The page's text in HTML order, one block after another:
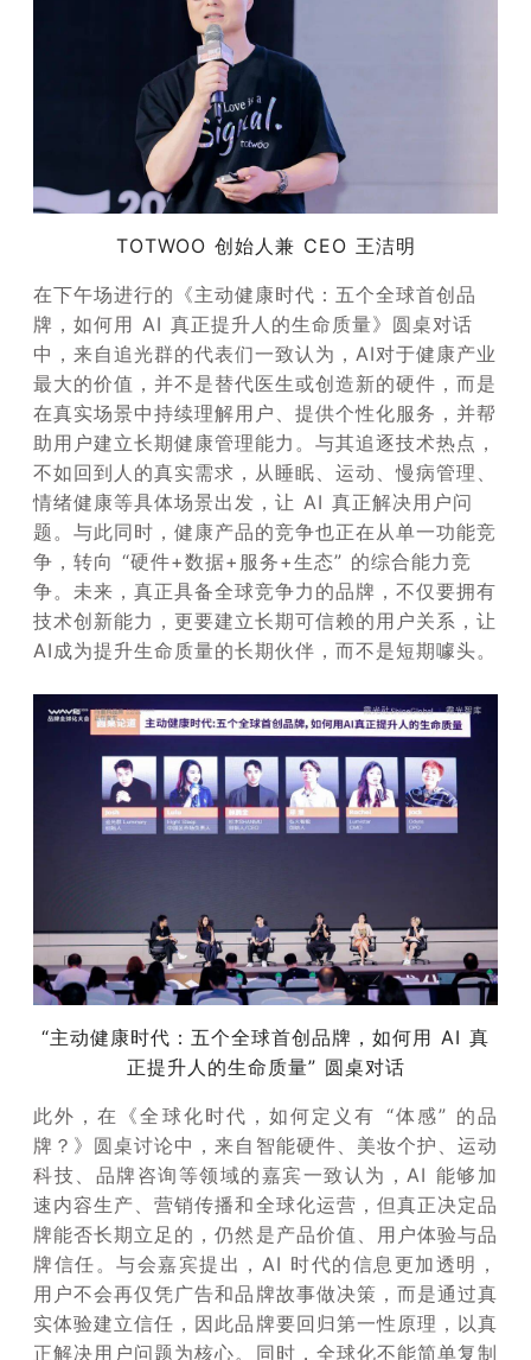
TOTWOO 创始人兼 CEO 王洁明
在下午场进行的《主动健康时代：五个全球首创品
牌，如何用 AI 真正提升人的生命质量》圆桌对话
中，来自追光群的代表们一致认为，AI对于健康产业
最大的价值，并不是替代医生或创造新的硬件，而是
在真实场景中持续理解用户、提供个性化服务，并帮
助用户建立长期健康管理能力。与其追逐技术热点，
不如回到人的真实需求，从睡眠、运动、慢病管理、
情绪健康等具体场景出发，让 AI 真正解决用户问
题。与此同时，健康产品的竞争也正在从单一功能竞
争，转向 “硬件+数据+服务+生态” 的综合能力竞
争。未来，真正具备全球竞争力的品牌，不仅要拥有
技术创新能力，更要建立长期可信赖的用户关系，让
AI成为提升生命质量的长期伙伴，而不是短期噱头。
“主动健康时代：五个全球首创品牌，如何用 AI 真
正提升人的生命质量” 圆桌对话
此外，在《全球化时代，如何定义有 “体感” 的品
牌？》圆桌讨论中，来自智能硬件、美妆个护、运动
科技、品牌咨询等领域的嘉宾一致认为，AI 能够加
速内容生产、营销传播和全球化运营，但真正决定品
牌能否长期立足的，仍然是产品价值、用户体验与品
牌信任。与会嘉宾提出，AI 时代的信息更加透明，
用户不会再仅凭广告和品牌故事做决策，而是通过真
实体验建立信任，因此品牌要回归第一性原理，以真
正解决用户问题为核心。同时，全球化不能简单复制